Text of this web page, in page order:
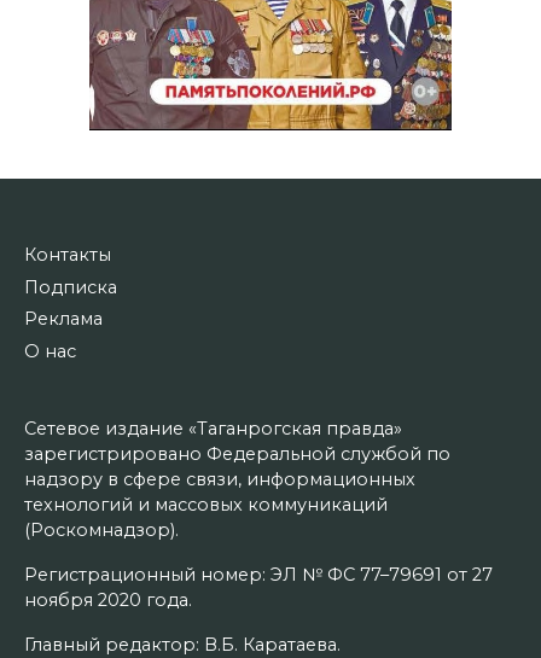
Контакты
Подписка
Реклама
О нас
Сетевое издание «Таганрогская правда»
зарегистрировано Федеральной службой по
надзору в сфере связи, информационных
технологий и массовых коммуникаций
(Роскомнадзор).
Регистрационный номер: ЭЛ № ФС 77–79691 от 27
ноября 2020 года.
Главный редактор: В.Б. Каратаева.